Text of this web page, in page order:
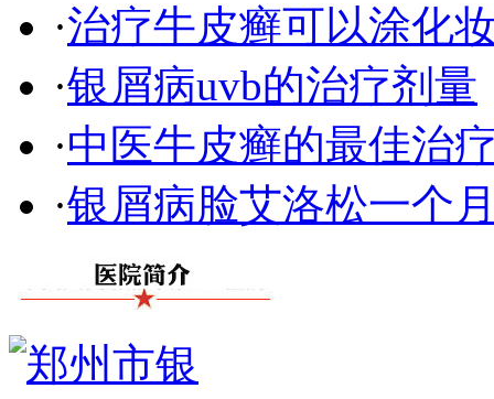
·治疗牛皮癣可以涂化
·银屑病uvb的治疗剂量
·中医牛皮癣的最佳治
·银屑病脸艾洛松一个